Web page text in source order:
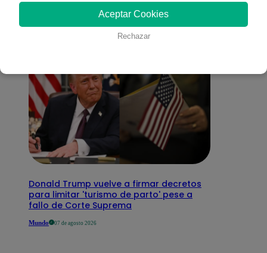
interesar
Donald Trump vuelve a firmar decretos
para limitar 'turismo de parto' pese a
fallo de Corte Suprema
Mundo 07 de agosto 2026
Aceptar Cookies
Rechazar